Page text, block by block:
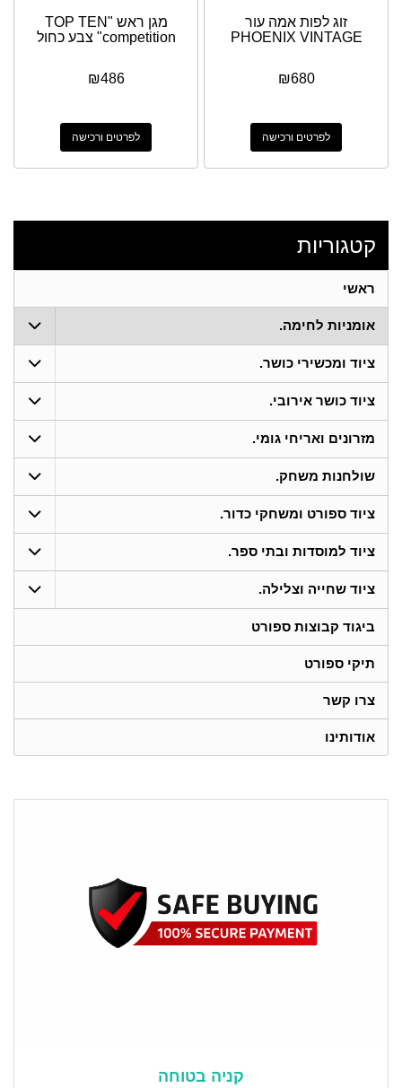
זוג לפות אמה עור
PHOENIX VINTAGE
₪680
לפרטים ורכישה
מגן ראש "TOP TEN
"competition צבע כחול
₪486
לפרטים ורכישה
קטגוריות
ראשי
אומניות לחימה.
ציוד ומכשירי כושר.
ציוד כושר אירובי.
מזרונים ואריחי גומי.
שולחנות משחק.
ציוד ספורט ומשחקי כדור.
ציוד למוסדות ובתי ספר.
ציוד שחייה וצלילה.
ביגוד קבוצות ספורט
תיקי ספורט
צרו קשר
אודותינו
קניה בטוחה